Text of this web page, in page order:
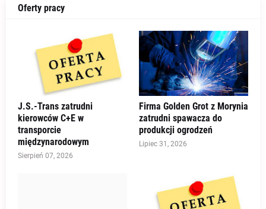
Oferty pracy
J.S.-Trans zatrudni
kierowców C+E w
transporcie
międzynarodowym
Sierpień 07, 2026
Firma Golden Grot z Morynia
zatrudni spawacza do
produkcji ogrodzeń
Lipiec 31, 2026